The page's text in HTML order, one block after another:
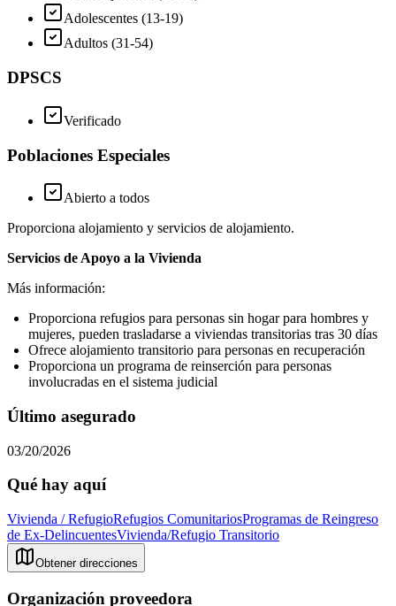
Adolescentes (13-19)
Adultos (31-54)
DPSCS
Verificado
Poblaciones Especiales
Abierto a todos
Proporciona alojamiento y servicios de alojamiento.
Servicios de Apoyo a la Vivienda
Más información:
Proporciona refugios para personas sin hogar para hombres y
mujeres, pueden trasladarse a viviendas transitorias tras 30 días
Ofrece alojamiento transitorio para personas en recuperación
Proporciona un programa de reinserción para personas
involucradas en el sistema judicial
Último asegurado
03/20/2026
Qué hay aquí
Vivienda / RefugioRefugios ComunitariosProgramas de Reingreso
de Ex-DelincuentesVivienda/Refugio Transitorio
Obtener direcciones
Organización proveedora